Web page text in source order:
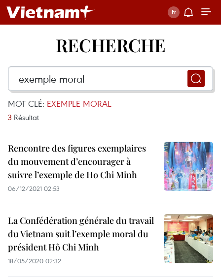
RECHERCHE
MOT CLÉ: EXEMPLE MORAL
3 Résultat
Rencontre des figures exemplaires
du mouvement d’encourager à
suivre l’exemple de Ho Chi Minh
06/12/2021 02:53
La Confédération générale du travail
du Vietnam suit l’exemple moral du
président Hô Chi Minh
18/05/2020 02:32